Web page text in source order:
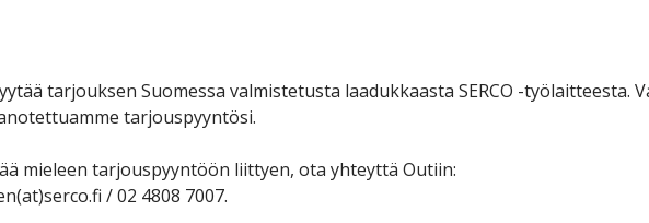
tarjouksen Suomessa valmistetusta laadukkaasta SERCO -työlaitteesta.
tarjouspyyntösi.
mieleen tarjouspyyntöön liittyen, ota yhteyttä Outiin:
/ 02 4808 7007.